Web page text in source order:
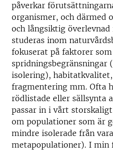
påverkar
organismer, och därmed
och långsiktig
studeras inom
fokuserat på faktorer som
spridningsbegränsningar
isolering),
fragmentering mm. Ofta
rödlistade eller sällsynta
passar in i vårt
om populationer som är
mindre isolerade från
metapopulationer). I min